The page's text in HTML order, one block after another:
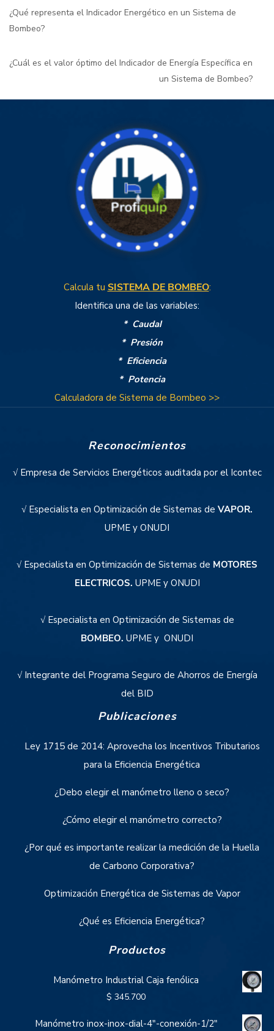
¿Qué representa el Indicador Energético en un Sistema de
Bombeo?
¿Cuál es el valor óptimo del Indicador de Energía Específica en
un Sistema de Bombeo?
Calcula tu SISTEMA DE BOMBEO:
Identifica una de las variables:
* Caudal
* Presión
* Eficiencia
* Potencia
Calculadora de Sistema de Bombeo >>
Reconocimientos
√ Empresa de Servicios Energéticos auditada por el Icontec
√ Especialista en Optimización de Sistemas de VAPOR.
UPME y ONUDI
√ Especialista en Optimización de Sistemas de MOTORES
ELECTRICOS. UPME y ONUDI
√ Especialista en Optimización de Sistemas de
BOMBEO. UPME y ONUDI
√ Integrante del Programa Seguro de Ahorros de Energía
del BID
Publicaciones
Ley 1715 de 2014: Aprovecha los Incentivos Tributarios
para la Eficiencia Energética
¿Debo elegir el manómetro lleno o seco?
¿Cómo elegir el manómetro correcto?
¿Por qué es importante realizar la medición de la Huella
de Carbono Corporativa?
Optimización Energética de Sistemas de Vapor
¿Qué es Eficiencia Energética?
Productos
Manómetro Industrial Caja fenólica
$ 345.700
Manómetro inox-inox-dial-4"-conexión-1/2"